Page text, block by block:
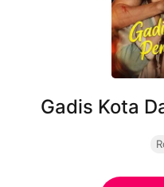
Gadis Kota